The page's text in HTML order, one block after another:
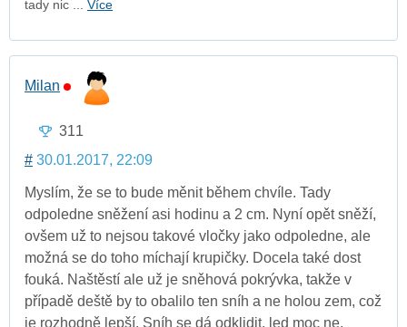
tady nic ... Více
Milan
311
# 30.01.2017, 22:09
Myslím, že se to bude měnit během chvíle. Tady
odpoledne sněžení asi hodinu a 2 cm. Nyní opět sněží,
ovšem už to nejsou takové vločky jako odpoledne, ale
možná se do toho míchají krupičky. Docela také dost
fouká. Naštěstí ale už je sněhová pokrývka, takže v
případě deště by to obalilo ten sníh a ne holou zem, což
je rozhodně lepší. Sníh se dá odklidit, led moc ne.